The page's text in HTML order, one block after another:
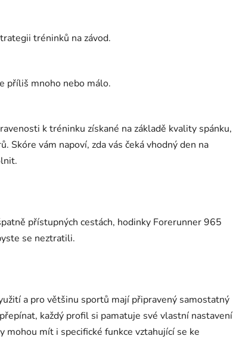
tréninků na závod.
příliš mnoho nebo málo.
k tréninku získané na základě kvality spánku,
Skóre vám napoví, zda vás čeká vhodný den na
přístupných cestách, hodinky Forerunner 965
se neztratili.
a pro většinu sportů mají připravený samostatný
každý profil si pamatuje své vlastní nastavení
mít i specifické funkce vztahující se ke